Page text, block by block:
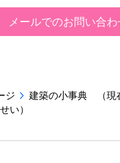
メールでのお問い合
ジ 建築の小事典 （現
い）